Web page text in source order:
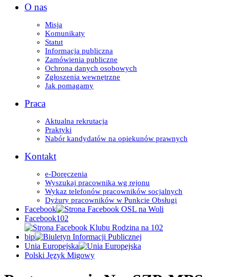
O nas
Misja
Komunikaty
Statut
Informacja publiczna
Zamówienia publiczne
Ochrona danych osobowych
Zgłoszenia wewnętrzne
Jak pomagamy
Praca
Aktualna rekrutacja
Praktyki
Nabór kandydatów na opiekunów prawnych
Kontakt
e-Doręczenia
Wyszukaj pracownika wg rejonu
Wykaz telefonów pracowników socjalnych
Dyżury pracowników w Punkcie Obsługi
Facebook
Facebook102
bip
Unia Europejska
Polski Język Migowy